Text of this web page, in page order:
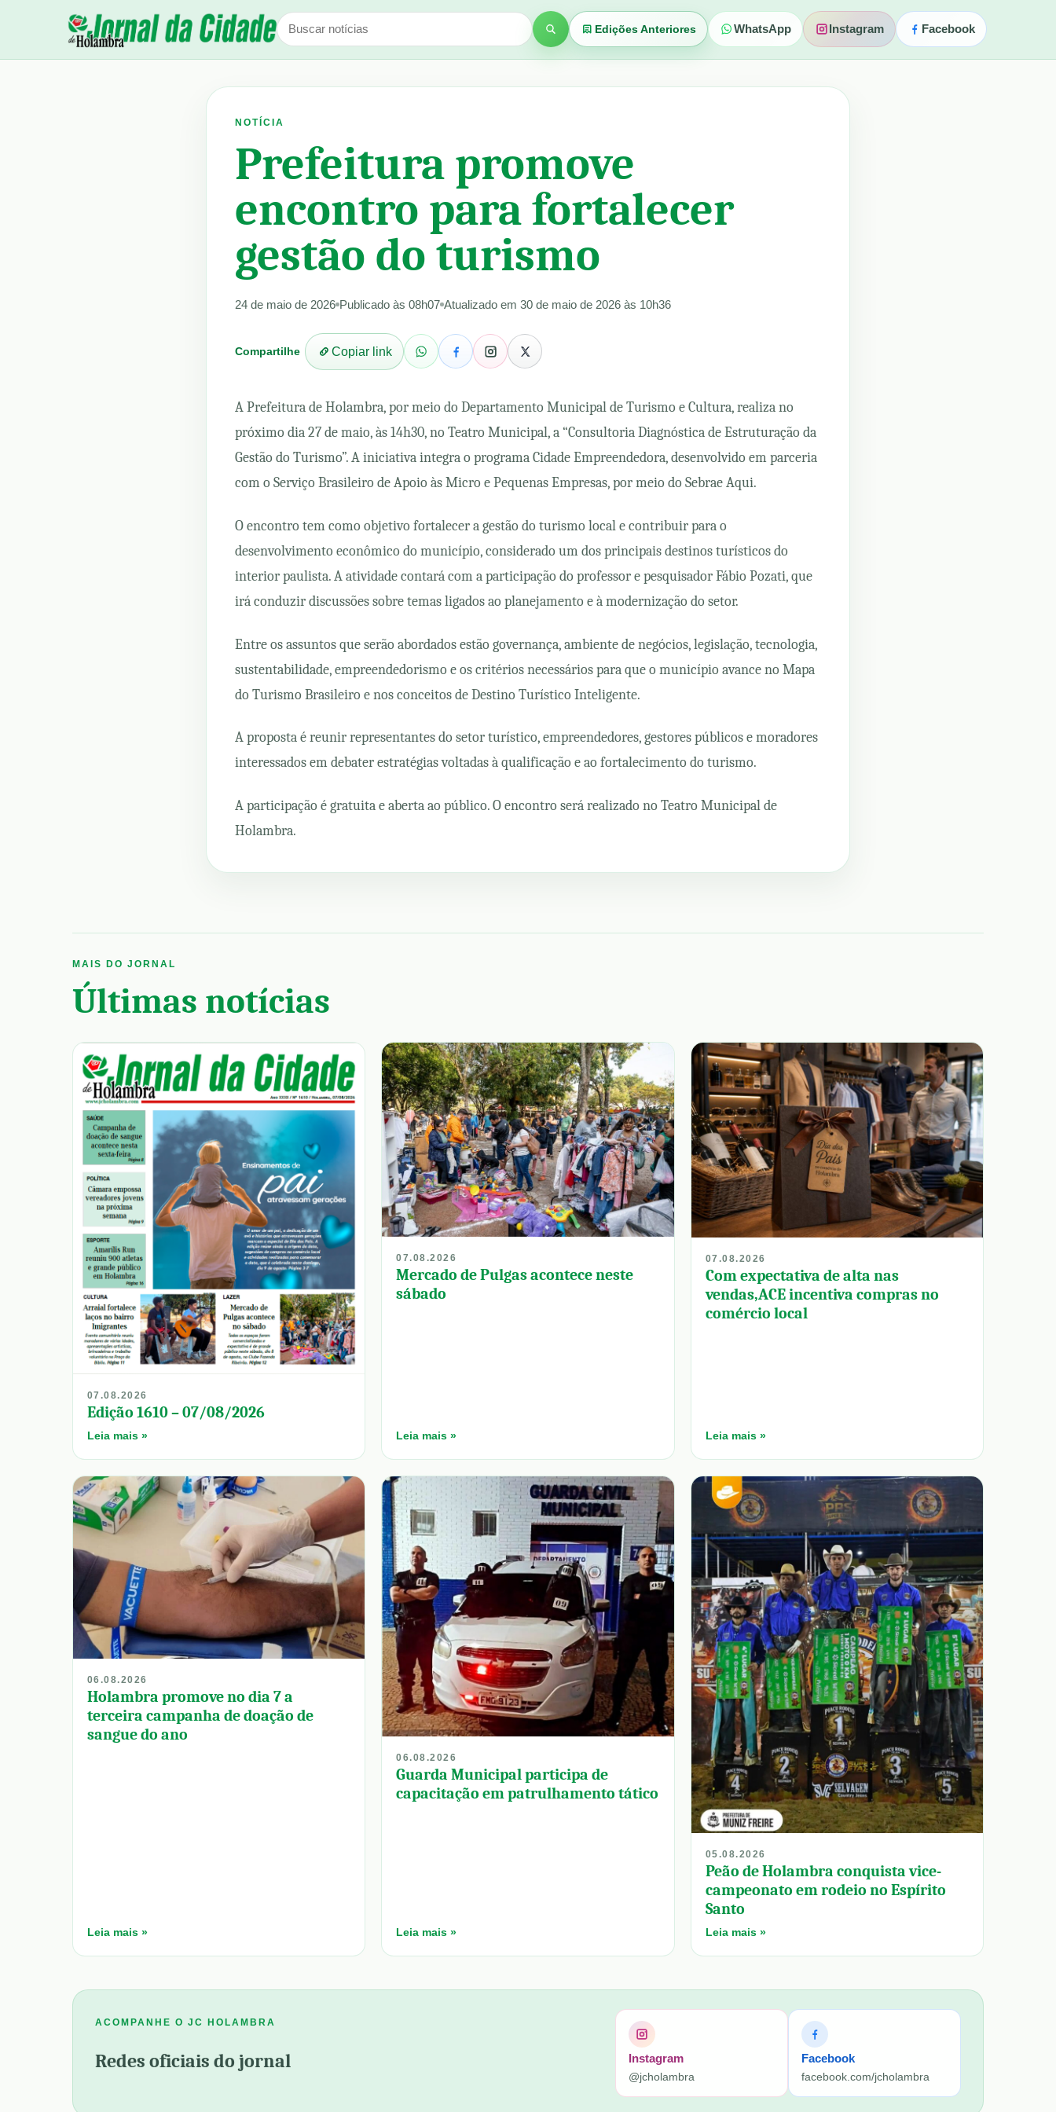
Buscar Edições Anteriores WhatsApp Instagram Facebook
NOTÍCIA
Prefeitura promove
encontro para fortalecer
gestão do turismo
24 de maio de 2026 Publicado às 08h07 Atualizado em 30 de maio de 2026 às 10h36
Compartilhe Copiar link
A Prefeitura de Holambra, por meio do Departamento Municipal de Turismo e Cultura, realiza no
próximo dia 27 de maio, às 14h30, no Teatro Municipal, a “Consultoria Diagnóstica de Estruturação da
Gestão do Turismo”. A iniciativa integra o programa Cidade Empreendedora, desenvolvido em parceria
com o Serviço Brasileiro de Apoio às Micro e Pequenas Empresas, por meio do Sebrae Aqui.
O encontro tem como objetivo fortalecer a gestão do turismo local e contribuir para o
desenvolvimento econômico do município, considerado um dos principais destinos turísticos do
interior paulista. A atividade contará com a participação do professor e pesquisador Fábio Pozati, que
irá conduzir discussões sobre temas ligados ao planejamento e à modernização do setor.
Entre os assuntos que serão abordados estão governança, ambiente de negócios, legislação, tecnologia,
sustentabilidade, empreendedorismo e os critérios necessários para que o município avance no Mapa
do Turismo Brasileiro e nos conceitos de Destino Turístico Inteligente.
A proposta é reunir representantes do setor turístico, empreendedores, gestores públicos e moradores
interessados em debater estratégias voltadas à qualificação e ao fortalecimento do turismo.
A participação é gratuita e aberta ao público. O encontro será realizado no Teatro Municipal de
Holambra.
MAIS DO JORNAL
Últimas notícias
07.08.2026
Edição 1610 – 07/08/2026
Leia mais »
07.08.2026
Mercado de Pulgas acontece neste
sábado
Leia mais »
07.08.2026
Com expectativa de alta nas
vendas,ACE incentiva compras no
comércio local
Leia mais »
06.08.2026
Holambra promove no dia 7 a
terceira campanha de doação de
sangue do ano
Leia mais »
06.08.2026
Guarda Municipal participa de
capacitação em patrulhamento tático
Leia mais »
05.08.2026
Peão de Holambra conquista vice-
campeonato em rodeio no Espírito
Santo
Leia mais »
ACOMPANHE O JC HOLAMBRA
Redes oficiais do jornal Instagram
@jcholambra
Facebook
facebook.com/jcholambra